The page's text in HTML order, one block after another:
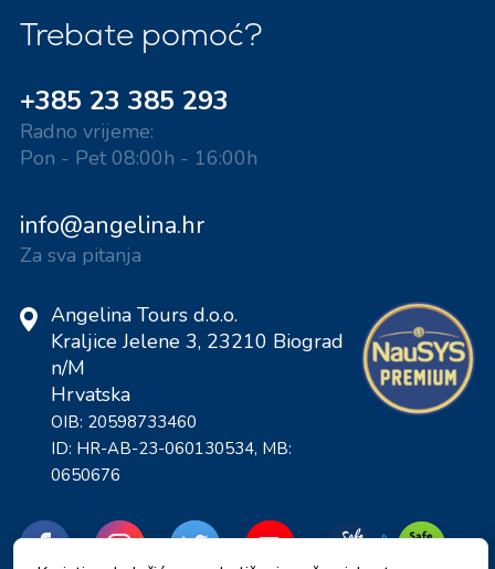
Trebate pomoć?
+385 23 385 293
Radno vrijeme:
Pon - Pet 08:00h - 16:00h
info@angelina.hr
Za sva pitanja
Angelina Tours d.o.o.
Kraljice Jelene 3, 23210 Biograd
n/M
Hrvatska
OIB: 20598733460
ID: HR-AB-23-060130534, MB:
0650676